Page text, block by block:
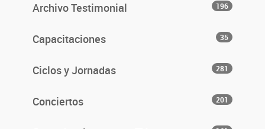
Archivo Testimonial 196
Capacitaciones 35
Ciclos y Jornadas 281
Conciertos 201